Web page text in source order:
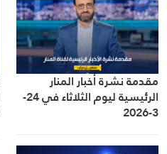
مقدمة نشرة أخبار المنار
الرئيسية ليوم الثلاثاء في 24-
3-2026